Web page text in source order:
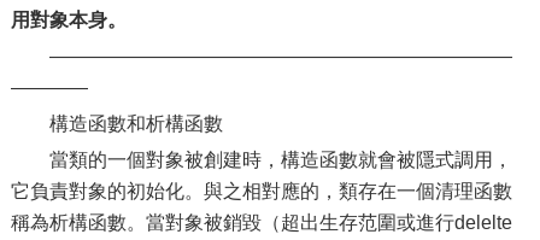
用對象本身。
————————————————————————
————
構造函數和析構函數
當類的一個對象被創建時，構造函數就會被隱式調用，
它負責對象的初始化。與之相對應的，類存在一個清理函數
稱為析構函數。當對象被銷毀（超出生存范圍或進行delelte